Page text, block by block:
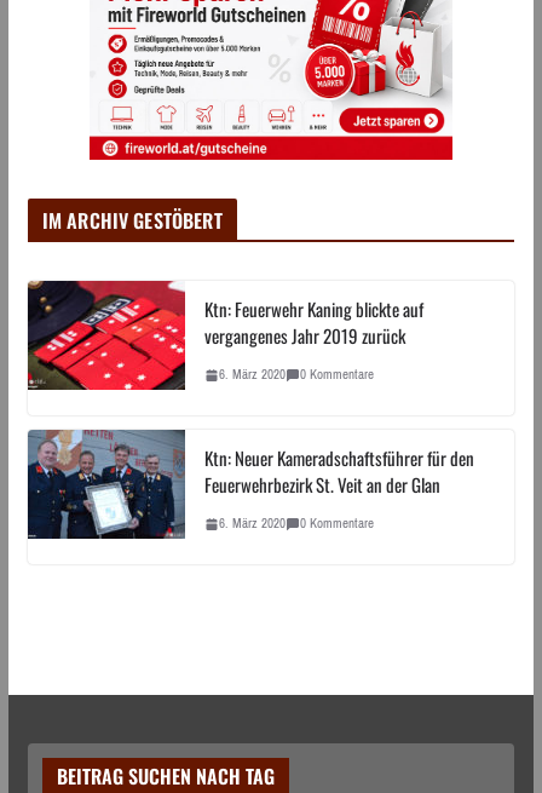
IM ARCHIV GESTÖBERT
Ktn: Feuerwehr Kaning blickte auf
vergangenes Jahr 2019 zurück
6. März 2020 0 Kommentare
Ktn: Neuer Kameradschaftsführer für den
Feuerwehrbezirk St. Veit an der Glan
6. März 2020 0 Kommentare
BEITRAG SUCHEN NACH TAG